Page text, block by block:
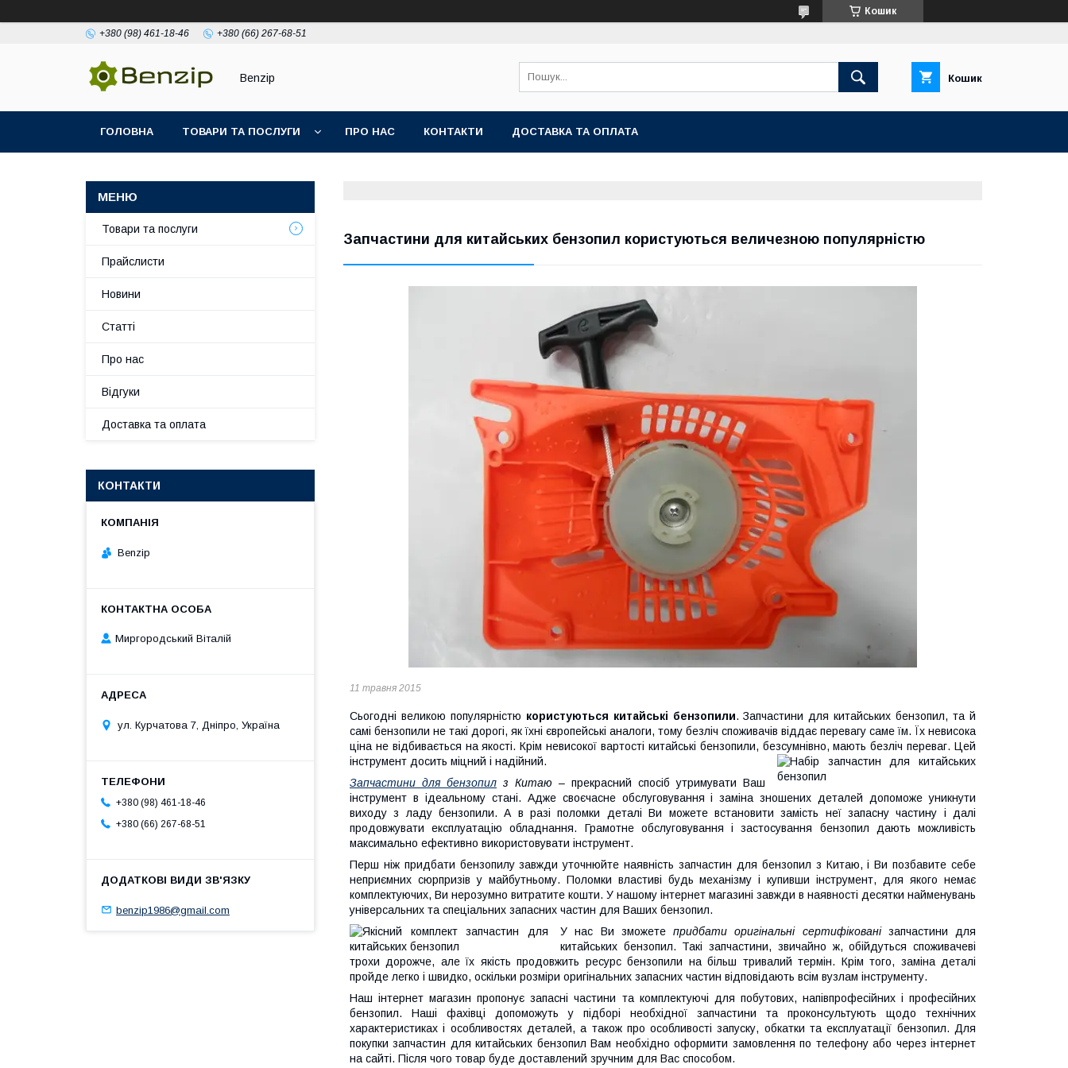
Кошик
+380 (98) 461-18-46 +380 (66) 267-68-51
Benzip Кошик
ГОЛОВНА ТОВАРИ ТА ПОСЛУГИ ПРО НАС КОНТАКТИ ДОСТАВКА ТА ОПЛАТА
Запчастини для китайських бензопил користуються величезною популярністю
11 травня 2015
Сьогодні великою популярністю користуються китайські бензопили. Запчастини для китайських бензопил, та й
самі бензопили не такі дорогі, як їхні європейські аналоги, тому безліч споживачів віддає перевагу саме їм. Їх невисока
ціна не відбивається на якості. Крім невисокої вартості китайські бензопили, безсумнівно, мають безліч переваг. Цей
інструмент досить міцний і надійний.
Запчастини для бензопил з Китаю – прекрасний спосіб утримувати Ваш
інструмент в ідеальному стані. Адже своєчасне обслуговування і заміна зношених деталей допоможе уникнути
виходу з ладу бензопили. А в разі поломки деталі Ви можете встановити замість неї запасну частину і далі
продовжувати експлуатацію обладнання. Грамотне обслуговування і застосування бензопил дають можливість
максимально ефективно використовувати інструмент.
Перш ніж придбати бензопилу завжди уточнюйте наявність запчастин для бензопил з Китаю, і Ви позбавите себе
неприємних сюрпризів у майбутньому. Поломки властиві будь механізму і купивши інструмент, для якого немає
комплектуючих, Ви нерозумно витратите кошти. У нашому інтернет магазині завжди в наявності десятки найменувань
універсальних та спеціальних запасних частин для Ваших бензопил.
У нас Ви зможете придбати оригінальні сертифікованізапчастини для
китайських бензопил. Такі запчастини, звичайно ж, обійдуться споживачеві
трохи дорожче, але їх якість продовжить ресурс бензопили на більш тривалий термін. Крім того, заміна деталі
пройде легко і швидко, оскільки розміри оригінальних запасних частин відповідають всім вузлам інструменту.
Наш інтернет магазин пропонує запасні частини та комплектуючі для побутових, напівпрофесійних і професійних
бензопил. Наші фахівці допоможуть у підборі необхідної запчастини та проконсультують щодо технічних
характеристиках і особливостях деталей, а також про особливості запуску, обкатки та експлуатації бензопил. Для
покупки запчастин для китайських бензопил Вам необхідно оформити замовлення по телефону або через інтернет
на сайті. Після чого товар буде доставлений зручним для Вас способом.
Товари та послуги
Прайслисти
Новини
Статті
Про нас
Відгуки
Доставка та оплата
КОНТАКТИ
Benzip
Миргородський Віталій
ул. Курчатова 7, Дніпро, Україна
+380 (98) 461-18-46
+380 (66) 267-68-51
benzip1986@gmail.com